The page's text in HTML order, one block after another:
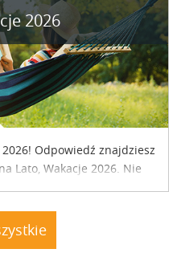
2026
Odpowiedź znajdziesz
Lato, Wakacje 2026. Nie